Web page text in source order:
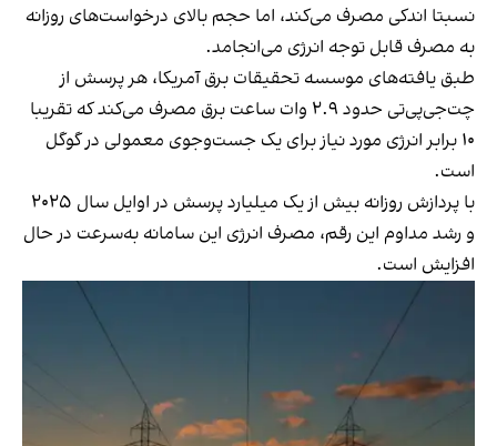
نسبتا اندکی مصرف می‌کند، اما حجم بالای درخواست‌های روزانه
به مصرف قابل توجه انرژی می‌انجامد.
طبق یافته‌های موسسه تحقیقات برق آمریکا، هر پرسش از
چت‌جی‌پی‌تی حدود ۲.۹ وات ساعت برق مصرف می‌کند که تقریبا
۱۰ برابر انرژی مورد نیاز برای یک جست‌وجوی معمولی در گوگل
است.
با پردازش روزانه بیش از یک میلیارد پرسش در اوایل سال ۲۰۲۵
و رشد مداوم این رقم، مصرف انرژی این سامانه به‌سرعت در حال
افزایش است.